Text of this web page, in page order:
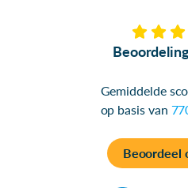
Gemiddelde
op basis van
Beoordeel